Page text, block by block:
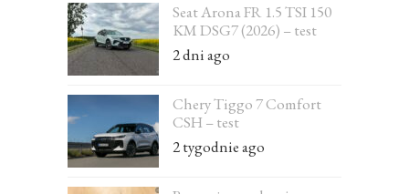
Seat Arona FR 1.5 TSI 150
KM DSG7 (2026) – test
2 dni ago
Chery Tiggo 7 Comfort
CSH – test
2 tygodnie ago